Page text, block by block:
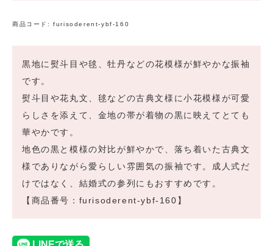
商品コード:furisoderent-ybf-160
黒地に熨斗目や毬、牡丹などの花模様が鮮やかな振袖
です。
熨斗目や花丸文、毬などの古典文様に小花模様が可愛
らしさを添えて、金地の帯が着物の黒に映えてとても
華やかです。
地色の黒と模様の対比が鮮やかで、落ち着いた古典文
様でありながら愛らしい雰囲気の振袖です。成人式だ
けではなく、結婚式の参列にもおすすめです。
【商品番号：furisoderent-ybf-160】